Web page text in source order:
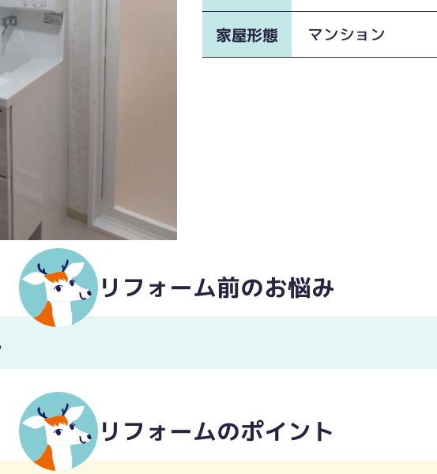
家屋形態 マンション
リフォーム前のお悩み
リフォームのポイント